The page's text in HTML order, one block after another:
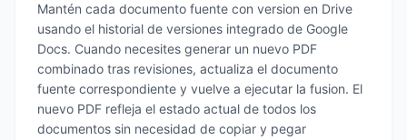
Mantén cada documento fuente con version en Drive
usando el historial de versiones integrado de Google
Docs. Cuando necesites generar un nuevo PDF
combinado tras revisiones, actualiza el documento
fuente correspondiente y vuelve a ejecutar la fusion. El
nuevo PDF refleja el estado actual de todos los
documentos sin necesidad de copiar y pegar